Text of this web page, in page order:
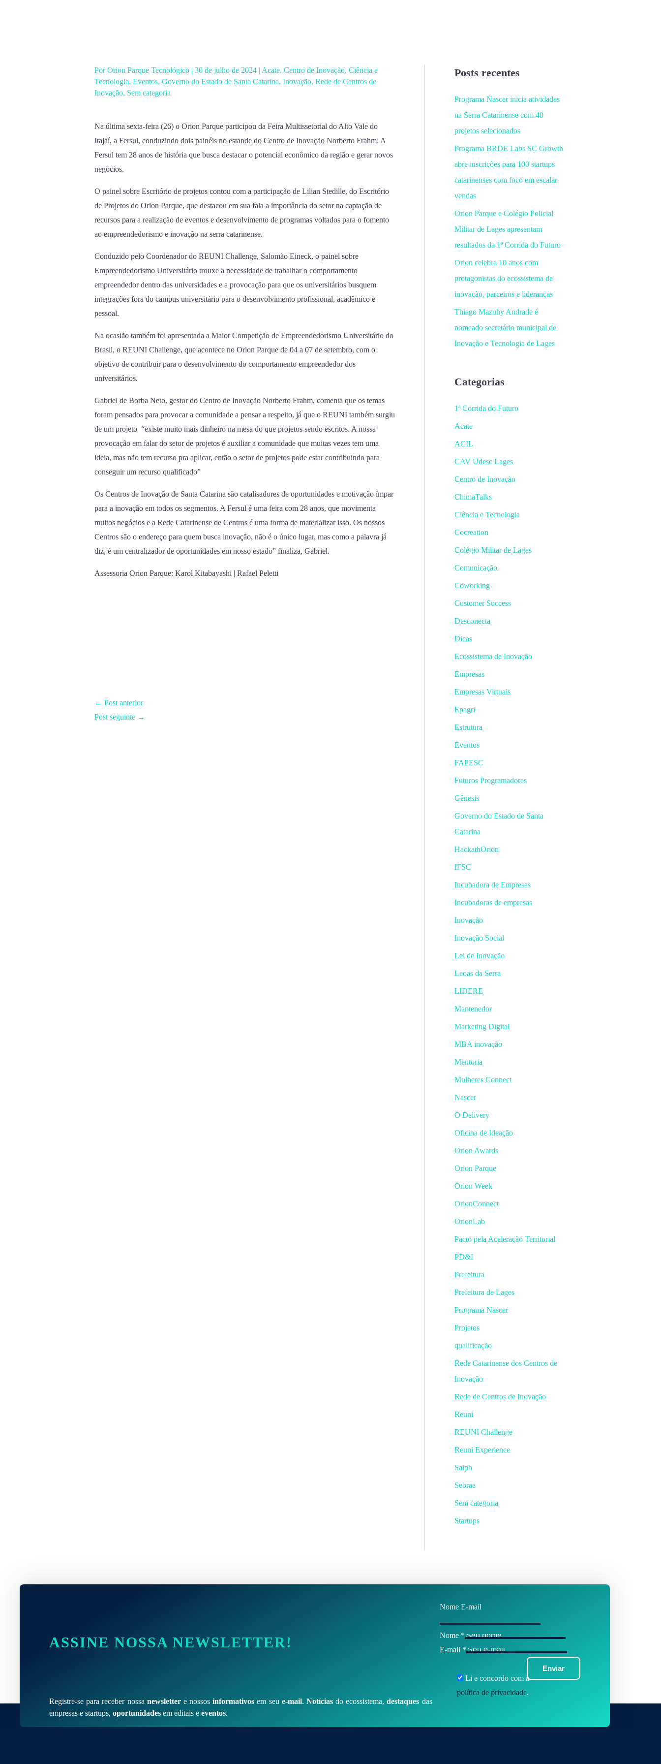
PorOrion Parque Tecnológico | 30 de julho de 2024 | Acate, Centro de Inovação, Ciência e
Tecnologia, Eventos, Governo do Estado de Santa Catarina, Inovação, Rede de Centros de
Inovação, Sem categoria
Na última sexta-feira (26) o Orion Parque participou da Feira Multissetorial do Alto Vale do
Itajaí, a Fersul, conduzindo dois painéis no estande do Centro de Inovação Norberto Frahm. A
Fersul tem 28 anos de história que busca destacar o potencial econômico da região e gerar novos
negócios.
O painel sobre Escritório de projetos contou com a participação de Lilian Stedille, do Escritório
de Projetos do Orion Parque, que destacou em sua fala a importância do setor na captação de
recursos para a realização de eventos e desenvolvimento de programas voltados para o fomento
ao empreendedorismo e inovação na serra catarinense.
Conduzido pelo Coordenador do REUNI Challenge, Salomão Eineck, o painel sobre
Empreendedorismo Universitário trouxe a necessidade de trabalhar o comportamento
empreendedor dentro das universidades e a provocação para que os universitários busquem
integrações fora do campus universitário para o desenvolvimento profissional, acadêmico e
pessoal.
Na ocasião também foi apresentada a Maior Competição de Empreendedorismo Universitário do
Brasil, o REUNI Challenge, que acontece no Orion Parque de 04 a 07 de setembro, com o
objetivo de contribuir para o desenvolvimento do comportamento empreendedor dos
universitários.
Gabriel de Borba Neto, gestor do Centro de Inovação Norberto Frahm, comenta que os temas
foram pensados para provocar a comunidade a pensar a respeito, já que o REUNI também surgiu
de um projeto “existe muito mais dinheiro na mesa do que projetos sendo escritos. A nossa
provocação em falar do setor de projetos é auxiliar a comunidade que muitas vezes tem uma
ideia, mas não tem recurso pra aplicar, então o setor de projetos pode estar contribuindo para
conseguir um recurso qualificado”
Os Centros de Inovação de Santa Catarina são catalisadores de oportunidades e motivação ímpar
para a inovação em todos os segmentos. A Fersul é uma feira com 28 anos, que movimenta
muitos negócios e a Rede Catarinense de Centros é uma forma de materializar isso. Os nossos
Centros são o endereço para quem busca inovação, não é o único lugar, mas como a palavra já
diz, é um centralizador de oportunidades em nosso estado” finaliza, Gabriel.
Assessoria Orion Parque: Karol Kitabayashi | Rafael Peletti
← Post anterior
Post seguinte →
Posts recentes
Programa Nascer inicia atividades
na Serra Catarinense com 40
projetos selecionados
Programa BRDE Labs SC Growth
abre inscrições para 100 startups
catarinenses com foco em escalar
vendas
Orion Parque e Colégio Policial
Militar de Lages apresentam
resultados da 1ª Corrida do Futuro
Orion celebra 10 anos com
protagonistas do ecossistema de
inovação, parceiros e lideranças
Thiago Mazuhy Andrade é
nomeado secretário municipal de
Inovação e Tecnologia de Lages
Categorias
1ª Corrida do Futuro
Acate
ACIL
CAV Udesc Lages
Centro de Inovação
ChimaTalks
Ciência e Tecnologia
Cocreation
Colégio Militar de Lages
Comunicação
Coworking
Customer Success
Desconecta
Dicas
Ecossistema de Inovação
Empresas
Empresas Virtuais
Epagri
Estrutura
Eventos
FAPESC
Futuros Programadores
Gênesis
Governo do Estado de Santa
Catarina
HackathOrion
IFSC
Incubadora de Empresas
Incubadoras de empresas
Inovação
Inovação Social
Lei de Inovação
Leoas da Serra
LIDERE
Mantenedor
Marketing Digital
MBA inovação
Mentoria
Mulheres Connect
Nascer
O Delivery
Oficina de Ideação
Orion Awards
Orion Parque
Orion Week
OrionConnect
OrionLab
Pacto pela Aceleração Territorial
PD&I
Prefeitura
Prefeitura de Lages
Programa Nascer
Projetos
qualificação
Rede Catarinense dos Centros de
Inovação
Rede de Centros de Inovação
Reuni
REUNI Challenge
Reuni Experience
Saiph
Sebrae
Sem categoria
Startups
ASSINE NOSSA NEWSLETTER!
Registre-se para receber nossa newslettere nossosinformativos em seu e-mail. Notíciasdo ecossistema,destaques das
empresas e startups, oportunidades em editais e eventos.
Nome E-mail
Nome *
E-mail *
Enviar
Li e concordo com a
política de privacidade.